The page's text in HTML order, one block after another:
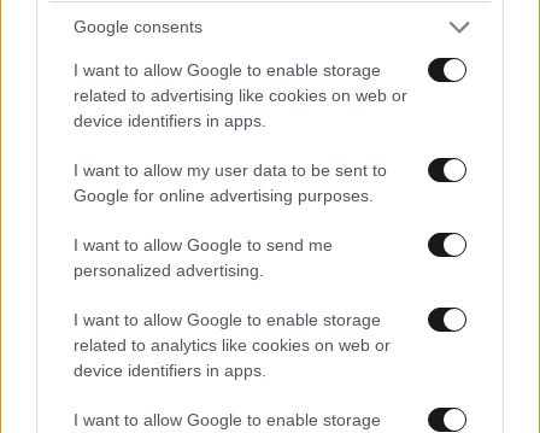
Google consents
I want to allow Google to enable storage
related to advertising like cookies on web or
device identifiers in apps.
I want to allow my user data to be sent to
Google for online advertising purposes.
I want to allow Google to send me
personalized advertising.
I want to allow Google to enable storage
related to analytics like cookies on web or
device identifiers in apps.
I want to allow Google to enable storage
Στρατιωτική Σχολή Ευελπίδων: Καλούνται για
κατάταξη οι επιτυχόντες των εξετάσεων